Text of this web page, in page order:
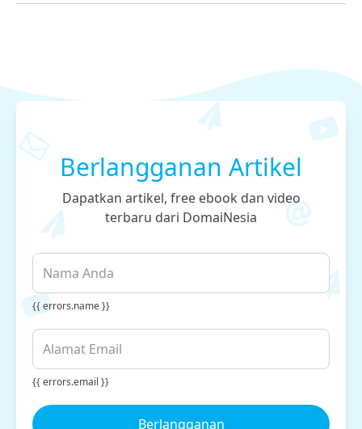
Berlangganan Artikel
Dapatkan artikel, free ebook dan video
terbaru dari DomaiNesia
{{ errors.name }}
{{ errors.email }}
Berlangganan